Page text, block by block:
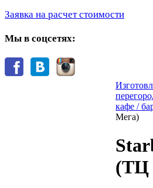
Заявка на расчет стоимости
Мы в соцсетях:
кафе /
Мега)
(ТЦ